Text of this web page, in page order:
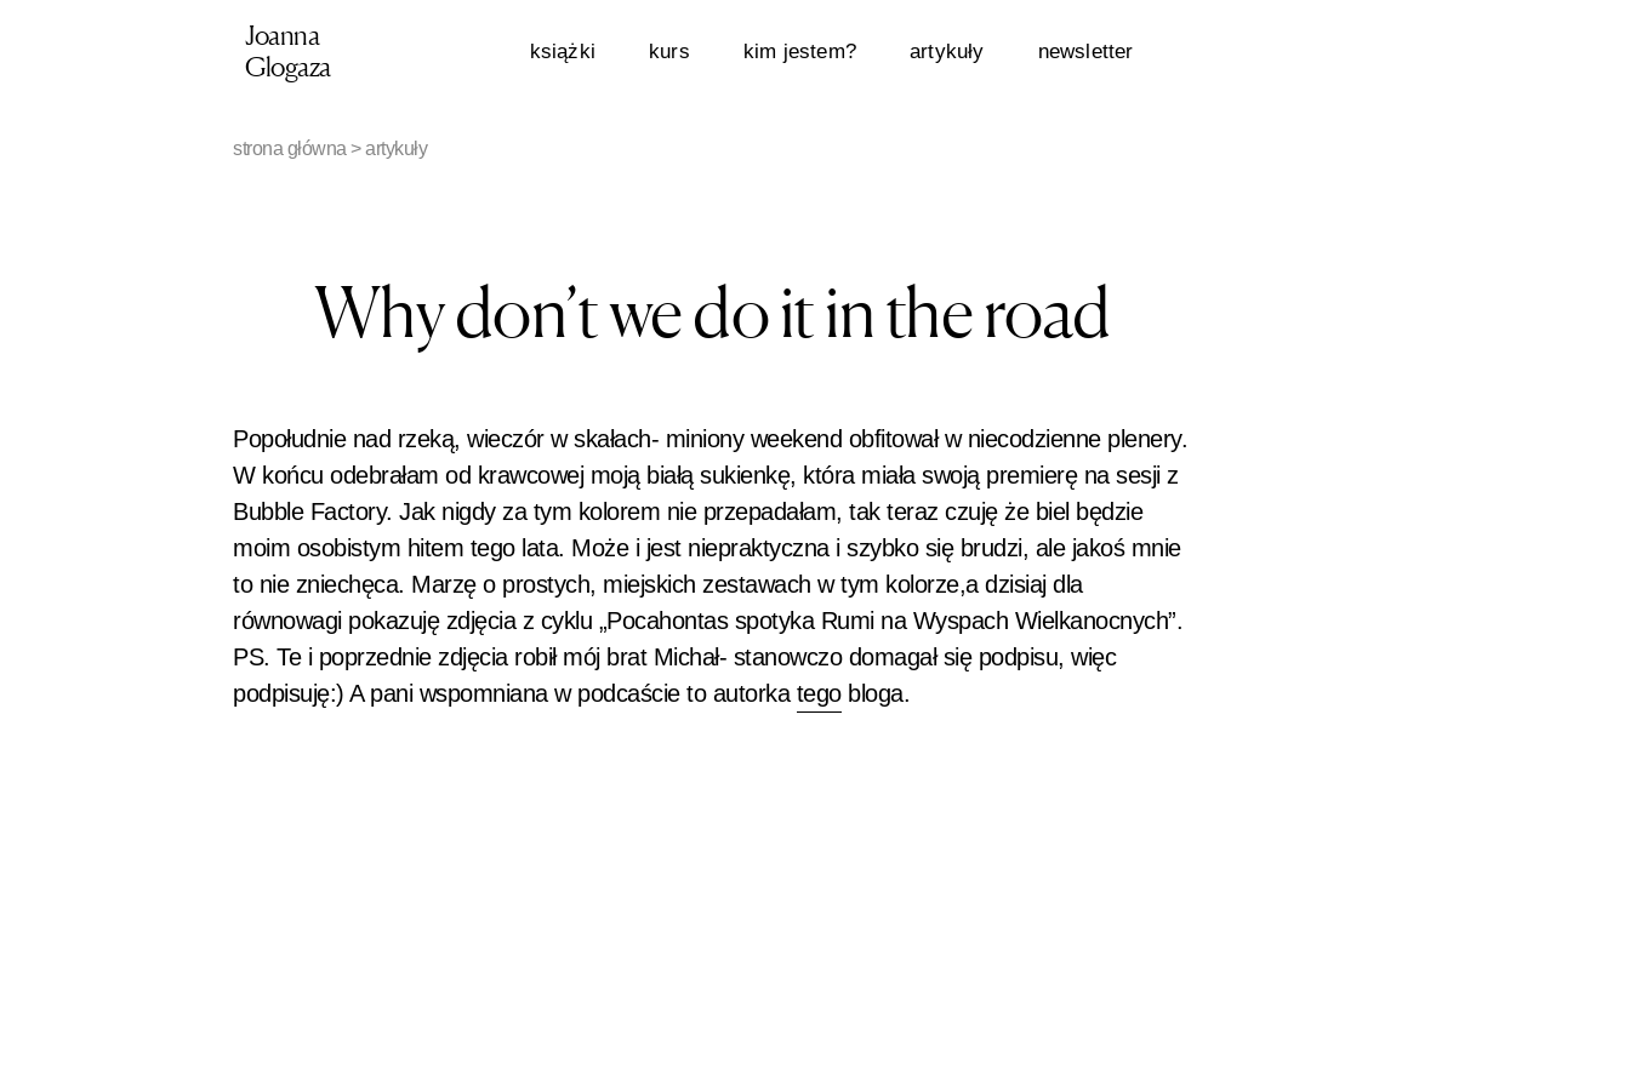
do
treści
Joanna
Glogaza
książki kurs kim jestem? artykuły newsletter
strona główna >artykuły
Why don’t we do it in the road
Popołudnie nad rzeką, wieczór w skałach- miniony weekend obfitował w niecodzienne plenery.
W końcu odebrałam od krawcowej moją białą sukienkę, która miała swoją premierę na sesji z
Bubble Factory. Jak nigdy za tym kolorem nie przepadałam, tak teraz czuję że biel będzie
moim osobistym hitem tego lata. Może i jest niepraktyczna i szybko się brudzi, ale jakoś mnie
to nie zniechęca. Marzę o prostych, miejskich zestawach w tym kolorze,a dzisiaj dla
równowagi pokazuję zdjęcia z cyklu „Pocahontas spotyka Rumi na Wyspach Wielkanocnych”.
PS. Te i poprzednie zdjęcia robił mój brat Michał- stanowczo domagał się podpisu, więc
podpisuję:) A pani wspomniana w podcaście to autorka tegobloga.